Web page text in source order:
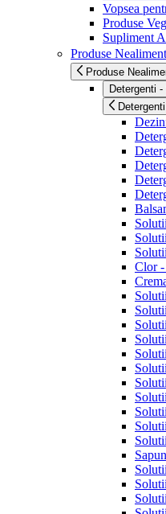
Vopsea
Produse
Supliment
Produse
Produse
Detergenti
Clor -